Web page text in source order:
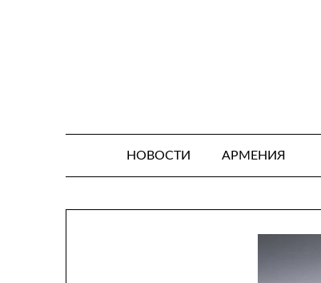
НОВОСТИ АРМЕНИЯ